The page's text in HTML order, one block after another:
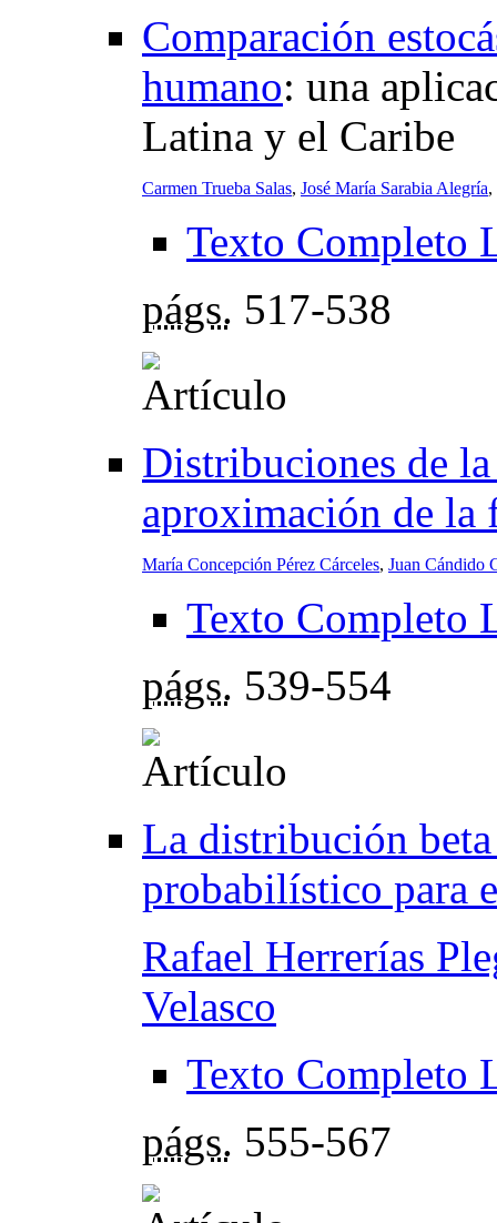
Comparación
humano: una
Latina y el Caribe
Carmen Trueba Salas, José María Sarabia Alegría,
Texto Completo
págs. 517-538
Distribuciones de
aproximación de la
María Concepción Pérez Cárceles, Juan Cándido
Texto Completo
págs. 539-554
La distribución
probabilístico para
Rafael Herrerías
Velasco
Texto Completo
págs. 555-567